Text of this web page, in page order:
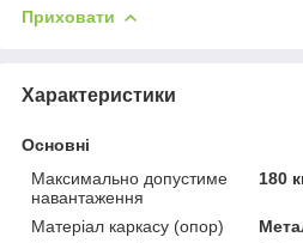
Приховати
Характеристики
Основні
Максимально допустиме
навантаження
180
Матеріал каркасу (опор)